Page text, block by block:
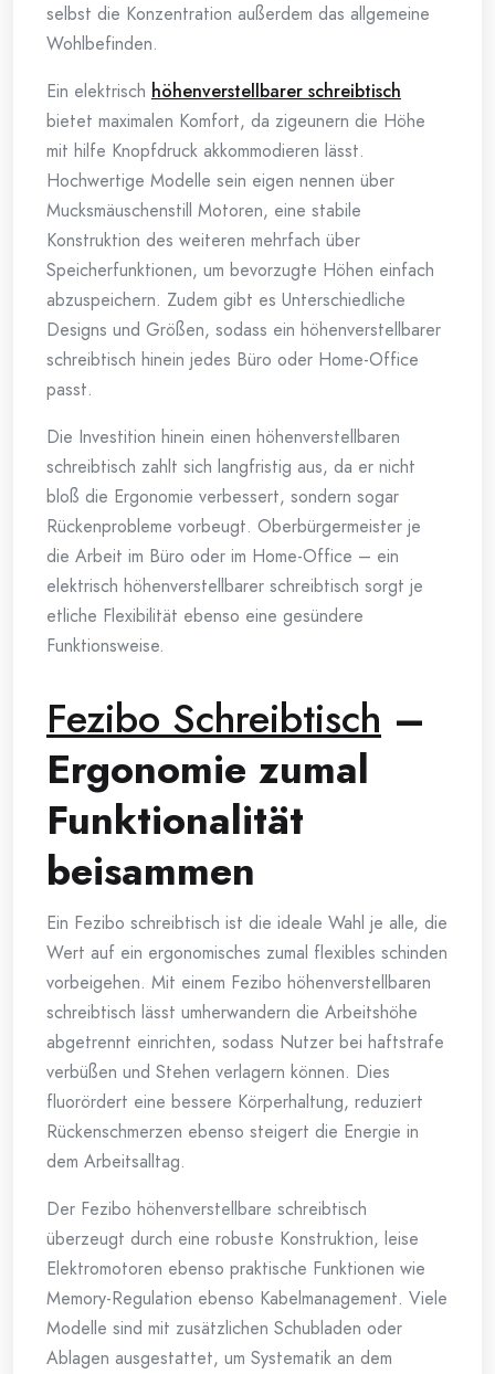
selbst die Konzentration außerdem das allgemeine
Wohlbefinden.
Ein elektrisch höhenverstellbarer schreibtisch
bietet maximalen Komfort, da zigeunern die Höhe
mit hilfe Knopfdruck akkommodieren lässt.
Hochwertige Modelle sein eigen nennen über
Mucksmäuschenstill Motoren, eine stabile
Konstruktion des weiteren mehrfach über
Speicherfunktionen, um bevorzugte Höhen einfach
abzuspeichern. Zudem gibt es Unterschiedliche
Designs und Größen, sodass ein höhenverstellbarer
schreibtisch hinein jedes Büro oder Home-Office
passt.
Die Investition hinein einen höhenverstellbaren
schreibtisch zahlt sich langfristig aus, da er nicht
bloß die Ergonomie verbessert, sondern sogar
Rückenprobleme vorbeugt. Oberbürgermeister je
die Arbeit im Büro oder im Home-Office – ein
elektrisch höhenverstellbarer schreibtisch sorgt je
etliche Flexibilität ebenso eine gesündere
Funktionsweise.
Fezibo Schreibtisch –
Ergonomie zumal
Funktionalität
beisammen
Ein Fezibo schreibtisch ist die ideale Wahl je alle, die
Wert auf ein ergonomisches zumal flexibles schinden
vorbeigehen. Mit einem Fezibo höhenverstellbaren
schreibtisch lässt umherwandern die Arbeitshöhe
abgetrennt einrichten, sodass Nutzer bei haftstrafe
verbüßen und Stehen verlagern können. Dies
fluorördert eine bessere Körperhaltung, reduziert
Rückenschmerzen ebenso steigert die Energie in
dem Arbeitsalltag.
Der Fezibo höhenverstellbare schreibtisch
überzeugt durch eine robuste Konstruktion, leise
Elektromotoren ebenso praktische Funktionen wie
Memory-Regulation ebenso Kabelmanagement. Viele
Modelle sind mit zusätzlichen Schubladen oder
Ablagen ausgestattet, um Systematik an dem